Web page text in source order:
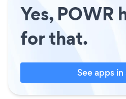
Yes, POWR
for that.
See apps